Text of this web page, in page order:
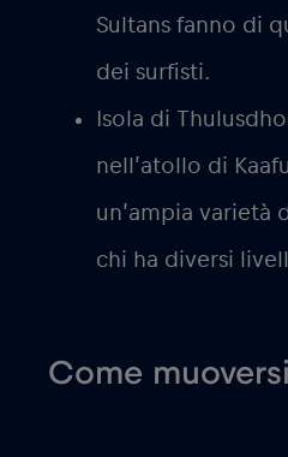
Sultans fanno di
dei surfisti.
Isola di
nell’atollo di
un’ampia varietà
chi ha diversi
Come